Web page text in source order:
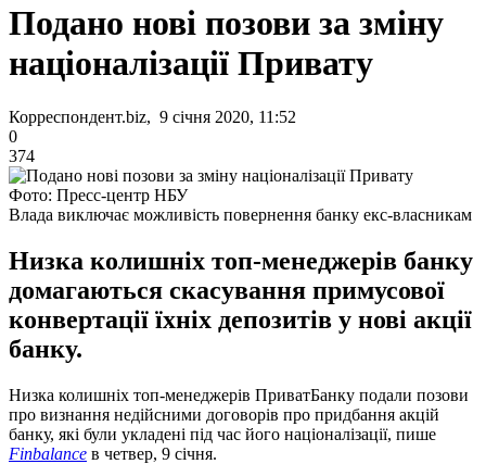
Подано нові позови за зміну
націоналізації Привату
Корреспондент.biz, 9 січня 2020, 11:52
0
374
Фото: Пресс-центр НБУ
Влада виключає можливість повернення банку екс-власникам
Низка колишніх топ-менеджерів банку
домагаються скасування примусової
конвертації їхніх депозитів у нові акції
банку.
Низка колишніх топ-менеджерів ПриватБанку подали позови
про визнання недійсними договорів про придбання акцій
банку, які були укладені під час його націоналізації, пише
Finbalance в четвер, 9 січня.